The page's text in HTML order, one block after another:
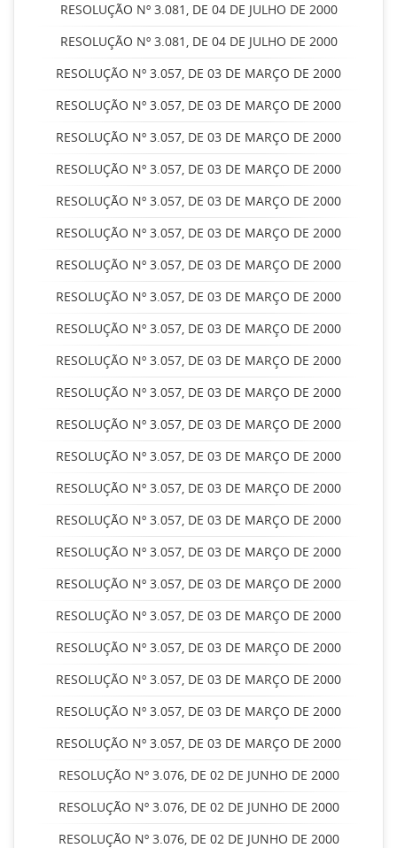
RESOLUÇÃO Nº 3.081, DE 04 DE JULHO DE 2000
RESOLUÇÃO Nº 3.081, DE 04 DE JULHO DE 2000
RESOLUÇÃO Nº 3.057, DE 03 DE MARÇO DE 2000
RESOLUÇÃO Nº 3.057, DE 03 DE MARÇO DE 2000
RESOLUÇÃO Nº 3.057, DE 03 DE MARÇO DE 2000
RESOLUÇÃO Nº 3.057, DE 03 DE MARÇO DE 2000
RESOLUÇÃO Nº 3.057, DE 03 DE MARÇO DE 2000
RESOLUÇÃO Nº 3.057, DE 03 DE MARÇO DE 2000
RESOLUÇÃO Nº 3.057, DE 03 DE MARÇO DE 2000
RESOLUÇÃO Nº 3.057, DE 03 DE MARÇO DE 2000
RESOLUÇÃO Nº 3.057, DE 03 DE MARÇO DE 2000
RESOLUÇÃO Nº 3.057, DE 03 DE MARÇO DE 2000
RESOLUÇÃO Nº 3.057, DE 03 DE MARÇO DE 2000
RESOLUÇÃO Nº 3.057, DE 03 DE MARÇO DE 2000
RESOLUÇÃO Nº 3.057, DE 03 DE MARÇO DE 2000
RESOLUÇÃO Nº 3.057, DE 03 DE MARÇO DE 2000
RESOLUÇÃO Nº 3.057, DE 03 DE MARÇO DE 2000
RESOLUÇÃO Nº 3.057, DE 03 DE MARÇO DE 2000
RESOLUÇÃO Nº 3.057, DE 03 DE MARÇO DE 2000
RESOLUÇÃO Nº 3.057, DE 03 DE MARÇO DE 2000
RESOLUÇÃO Nº 3.057, DE 03 DE MARÇO DE 2000
RESOLUÇÃO Nº 3.057, DE 03 DE MARÇO DE 2000
RESOLUÇÃO Nº 3.057, DE 03 DE MARÇO DE 2000
RESOLUÇÃO Nº 3.057, DE 03 DE MARÇO DE 2000
RESOLUÇÃO Nº 3.076, DE 02 DE JUNHO DE 2000
RESOLUÇÃO Nº 3.076, DE 02 DE JUNHO DE 2000
RESOLUÇÃO Nº 3.076, DE 02 DE JUNHO DE 2000